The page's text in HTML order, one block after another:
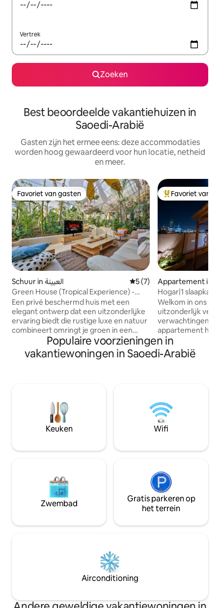
Vertrek
Zoeken
Best beoordeelde vakantiehuizen in
Saoedi-Arabië
Gasten zijn het ermee eens: deze accommodaties
worden hoog gewaardeerd voor hun locatie, netheid
en meer.
Favoriet van gasten
Favoriet van gasten
Schuur in العيينة Gemiddelde beoordeling
5 (7)
Green House (Tropical Experience) -
Port Vale Hanifa
Een privé beschermd huis met een
elegant ontwerp dat een uitzonderlijke
ervaring biedt die rustige luxe en natuur
combineert omringt je groen in een
zorgvuldig doordachte ruimte, waar
zachte verlichting past in comfortabele
sessies om een sfeer van rust en
en verfijning weg van de drukte van de
stad. Of het nu gaat om een
ontspannend bezoek of om een
kwaliteitsvolle tijd door te brengen in
woning biedt een evenwichtige ervaring
een andere wereld
Topfavoriet van
Favoriet van
Appartement in
Hogar|1
uitzicht op KAFD,
Welkom in ons
uitzonderlijk
verwachtingen
appartement
uitgerust met de
evenals een
comfortabele
een landelijk
uitzicht op het
geschikt voor
bijeenkomsten
en lange
bij toeristische
restaurants.
Populaire voorzieningen in
vakantiewoningen in Saoedi-Arabië
Keuken Wifi
Zwembad
Gratis parkeren op
het terrein
Airconditioning